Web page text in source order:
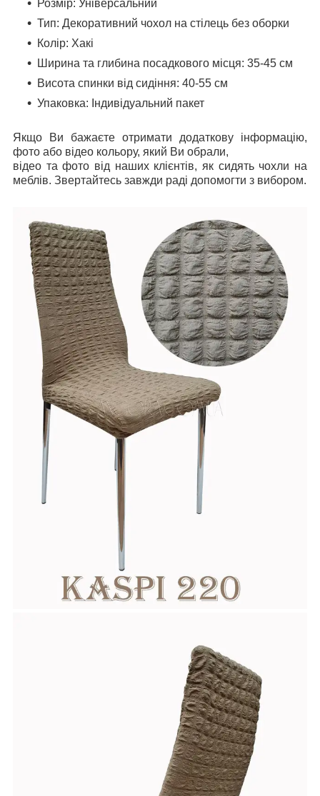
Розмір: Універсальний
Тип: Декоративний чохол на стілець без оборки
Колір: Хакi
Ширина та глибина посадкового місця: 35-45 см
Висота спинки від сидіння: 40-55 см
Упаковка: Індивідуальний пакет
Якщо Ви бажаєте отримати додаткову інформацію,
фото або відео кольору, який Ви обрали,
відео та фото від наших клієнтів, як сидять чохли на
меблів. Звертайтесь завжди раді допомогти з вибором.